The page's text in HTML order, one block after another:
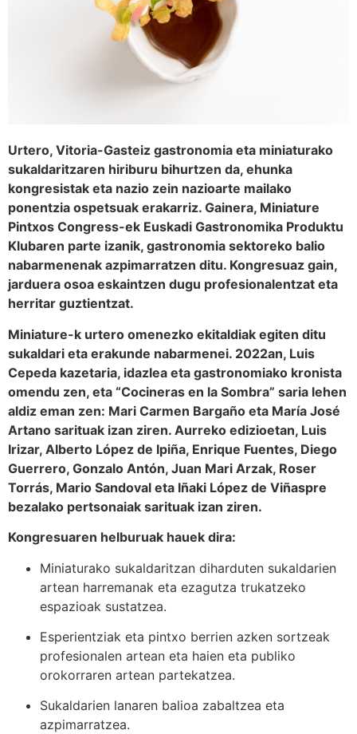
Urtero, Vitoria-Gasteiz gastronomia eta miniaturako
sukaldaritzaren hiriburu bihurtzen da, ehunka
kongresistak eta nazio zein nazioarte mailako
ponentzia ospetsuak erakarriz. Gainera, Miniature
Pintxos Congress-ek Euskadi Gastronomika Produktu
Klubaren parte izanik, gastronomia sektoreko balio
nabarmenenak azpimarratzen ditu. Kongresuaz gain,
jarduera osoa eskaintzen dugu profesionalentzat eta
herritar guztientzat.
Miniature-k urtero omenezko ekitaldiak egiten ditu
sukaldari eta erakunde nabarmenei. 2022an, Luis
Cepeda kazetaria, idazlea eta gastronomiako kronista
omendu zen, eta “Cocineras en la Sombra” saria lehen
aldiz eman zen: Mari Carmen Bargaño eta María José
Artano sarituak izan ziren. Aurreko edizioetan, Luis
Irizar, Alberto López de Ipiña, Enrique Fuentes, Diego
Guerrero, Gonzalo Antón, Juan Mari Arzak, Roser
Torrás, Mario Sandoval eta Iñaki López de Viñaspre
bezalako pertsonaiak sarituak izan ziren.
Kongresuaren helburuak hauek dira:
Miniaturako sukaldaritzan diharduten sukaldarien
artean harremanak eta ezagutza trukatzeko
espazioak sustatzea.
Esperientziak eta pintxo berrien azken sortzeak
profesionalen artean eta haien eta publiko
orokorraren artean partekatzea.
Sukaldarien lanaren balioa zabaltzea eta
azpimarratzea.